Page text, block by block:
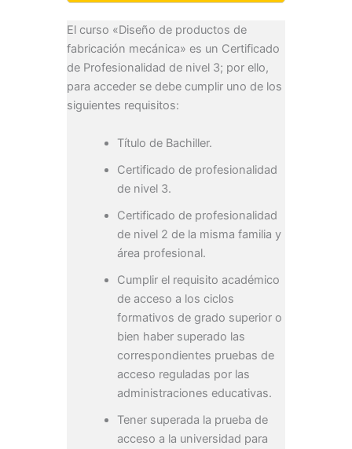
El curso «Diseño de productos de
fabricación mecánica» es un Certificado
de Profesionalidad de nivel 3; por ello,
para acceder se debe cumplir uno de los
siguientes requisitos:
Título de Bachiller.
Certificado de profesionalidad
de nivel 3.
Certificado de profesionalidad
de nivel 2 de la misma familia y
área profesional.
Cumplir el requisito académico
de acceso a los ciclos
formativos de grado superior o
bien haber superado las
correspondientes pruebas de
acceso reguladas por las
administraciones educativas.
Tener superada la prueba de
acceso a la universidad para